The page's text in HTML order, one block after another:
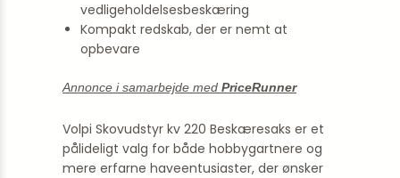
vedligeholdelsesbeskæring
Kompakt redskab, der er nemt at
opbevare
Annonce i samarbejde med PriceRunner
Volpi Skovudstyr kv 220 Beskæresaks er et
pålideligt valg for både hobbygartnere og
mere erfarne haveentusiaster, der ønsker